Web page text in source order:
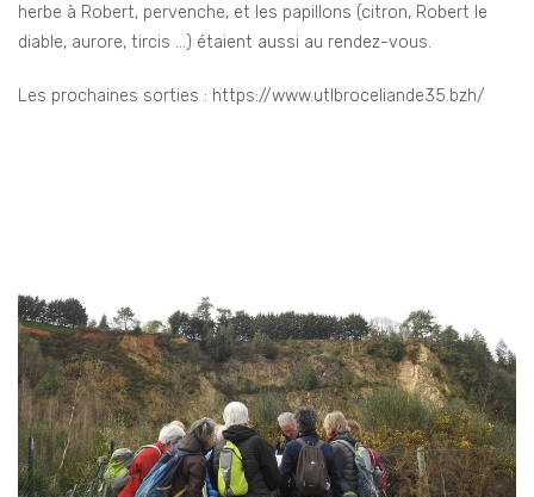
herbe à Robert, pervenche, et les papillons (citron, Robert le
diable, aurore, tircis …) étaient aussi au rendez-vous.
Les prochaines sorties : https://www.utlbroceliande35.bzh/